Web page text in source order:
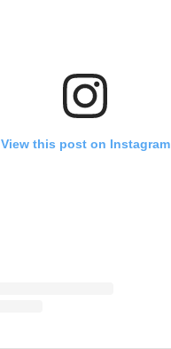
View this post on Instagram